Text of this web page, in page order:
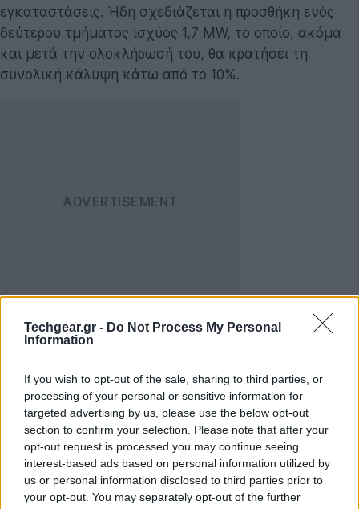
Techgear.gr - Do Not Process My Personal
Information
If you wish to opt-out of the sale, sharing to third parties, or
processing of your personal or sensitive information for
targeted advertising by us, please use the below opt-out
section to confirm your selection. Please note that after your
opt-out request is processed you may continue seeing
interest-based ads based on personal information utilized by
us or personal information disclosed to third parties prior to
your opt-out. You may separately opt-out of the further
εγκαταστάσεις. Ήδη σχεδιάζεται η προσθήκη ενός
δεύτερου τμήματος ισχύος 1,7 MW, το οποίο, ακόμα
και μετά την ολοκλήρωσή του, θα κρατήσει τη
συνολική κάλυψη κάτω από το 10%.
τεχνολογία Skipp-Float, ένα κατοχυρωμένο σύστημα
διάταξη των φωτοβολταϊκών πάνελ. Σε αντίθεση με
τα συμβατικά πλωτά πάρκα όπου τα πάνελ είναι
τοποθετημένα οριζόντια, τοSkipp-Floatακολουθεί
έναν ανατολικοδυτικό προσανατολισμό. Ανάμεσα
στις κάθετες σειρές υπάρχουν διαδρόμοι νερού
πλάτους τεσσάρων μέτρων, οι οποίοι διευκολύνουν
την κυκλοφορία του αέρα και την αντανάκλαση του